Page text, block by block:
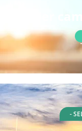
per
-